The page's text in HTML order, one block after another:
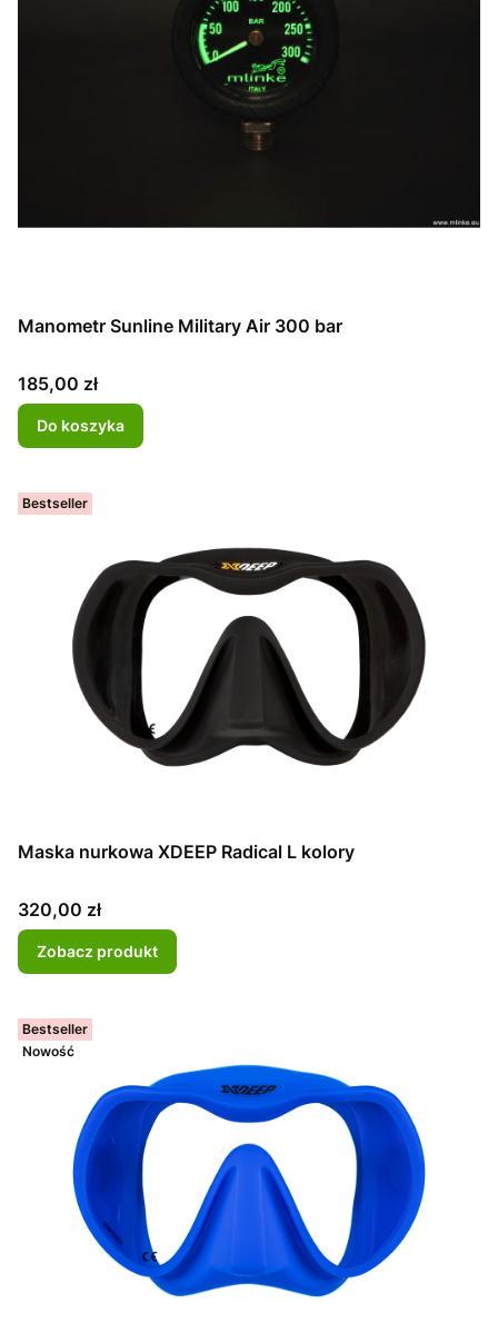
Manometr Sunline Military Air 300 bar
Cena
185,00 zł
Do koszyka
Bestseller
Maska nurkowa XDEEP Radical L kolory
Cena
320,00 zł
Zobacz produkt
Bestseller
Nowość